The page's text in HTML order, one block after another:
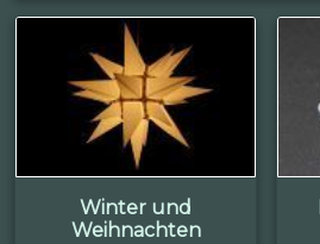
Winter und
Weihnachten